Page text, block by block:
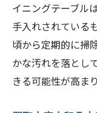
イニングテーブル
手入れされている
頃から定期的に掃
かな汚れを落とし
きる可能性が高ま